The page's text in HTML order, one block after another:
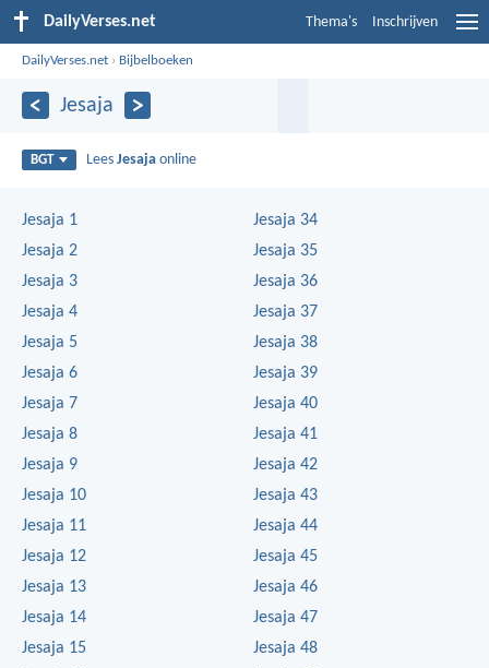
DailyVerses.net Thema's Inschrijven
DailyVerses.net › Bijbelboeken
Jesaja
BGT LeesJesaja online
Jesaja 1
Jesaja 2
Jesaja 3
Jesaja 4
Jesaja 5
Jesaja 6
Jesaja 7
Jesaja 8
Jesaja 9
Jesaja 10
Jesaja 11
Jesaja 12
Jesaja 13
Jesaja 14
Jesaja 15
Jesaja 34
Jesaja 35
Jesaja 36
Jesaja 37
Jesaja 38
Jesaja 39
Jesaja 40
Jesaja 41
Jesaja 42
Jesaja 43
Jesaja 44
Jesaja 45
Jesaja 46
Jesaja 47
Jesaja 48